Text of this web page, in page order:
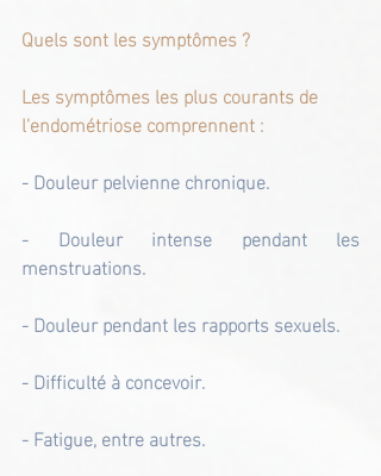
Quels sont les symptômes ?
Les symptômes les plus courants de
l'endométriose comprennent :
- Douleur pelvienne chronique.
- Douleur intense pendant les
menstruations.
- Douleur pendant les rapports sexuels.
- Difficulté à concevoir.
- Fatigue, entre autres.